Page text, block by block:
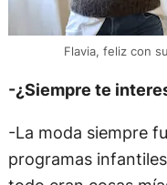
Flavia, feliz con
-¿Siempre te
-La moda siempre
programas